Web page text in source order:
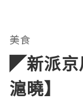
美食
◤新派
滬曉】